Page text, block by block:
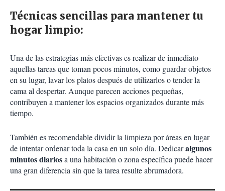
Técnicas sencillas para mantener tu
hogar limpio:
Una de las estrategias más efectivas es realizar de inmediato
aquellas tareas que toman pocos minutos, como guardar objetos
en su lugar, lavar los platos después de utilizarlos o tender la
cama al despertar. Aunque parecen acciones pequeñas,
contribuyen a mantener los espacios organizados durante más
tiempo.
También es recomendable dividir la limpieza por áreas en lugar
de intentar ordenar toda la casa en un solo día. Dedicaralgunos
minutos diariosa una habitación o zona específica puede hacer
una gran diferencia sin que la tarea resulte abrumadora.